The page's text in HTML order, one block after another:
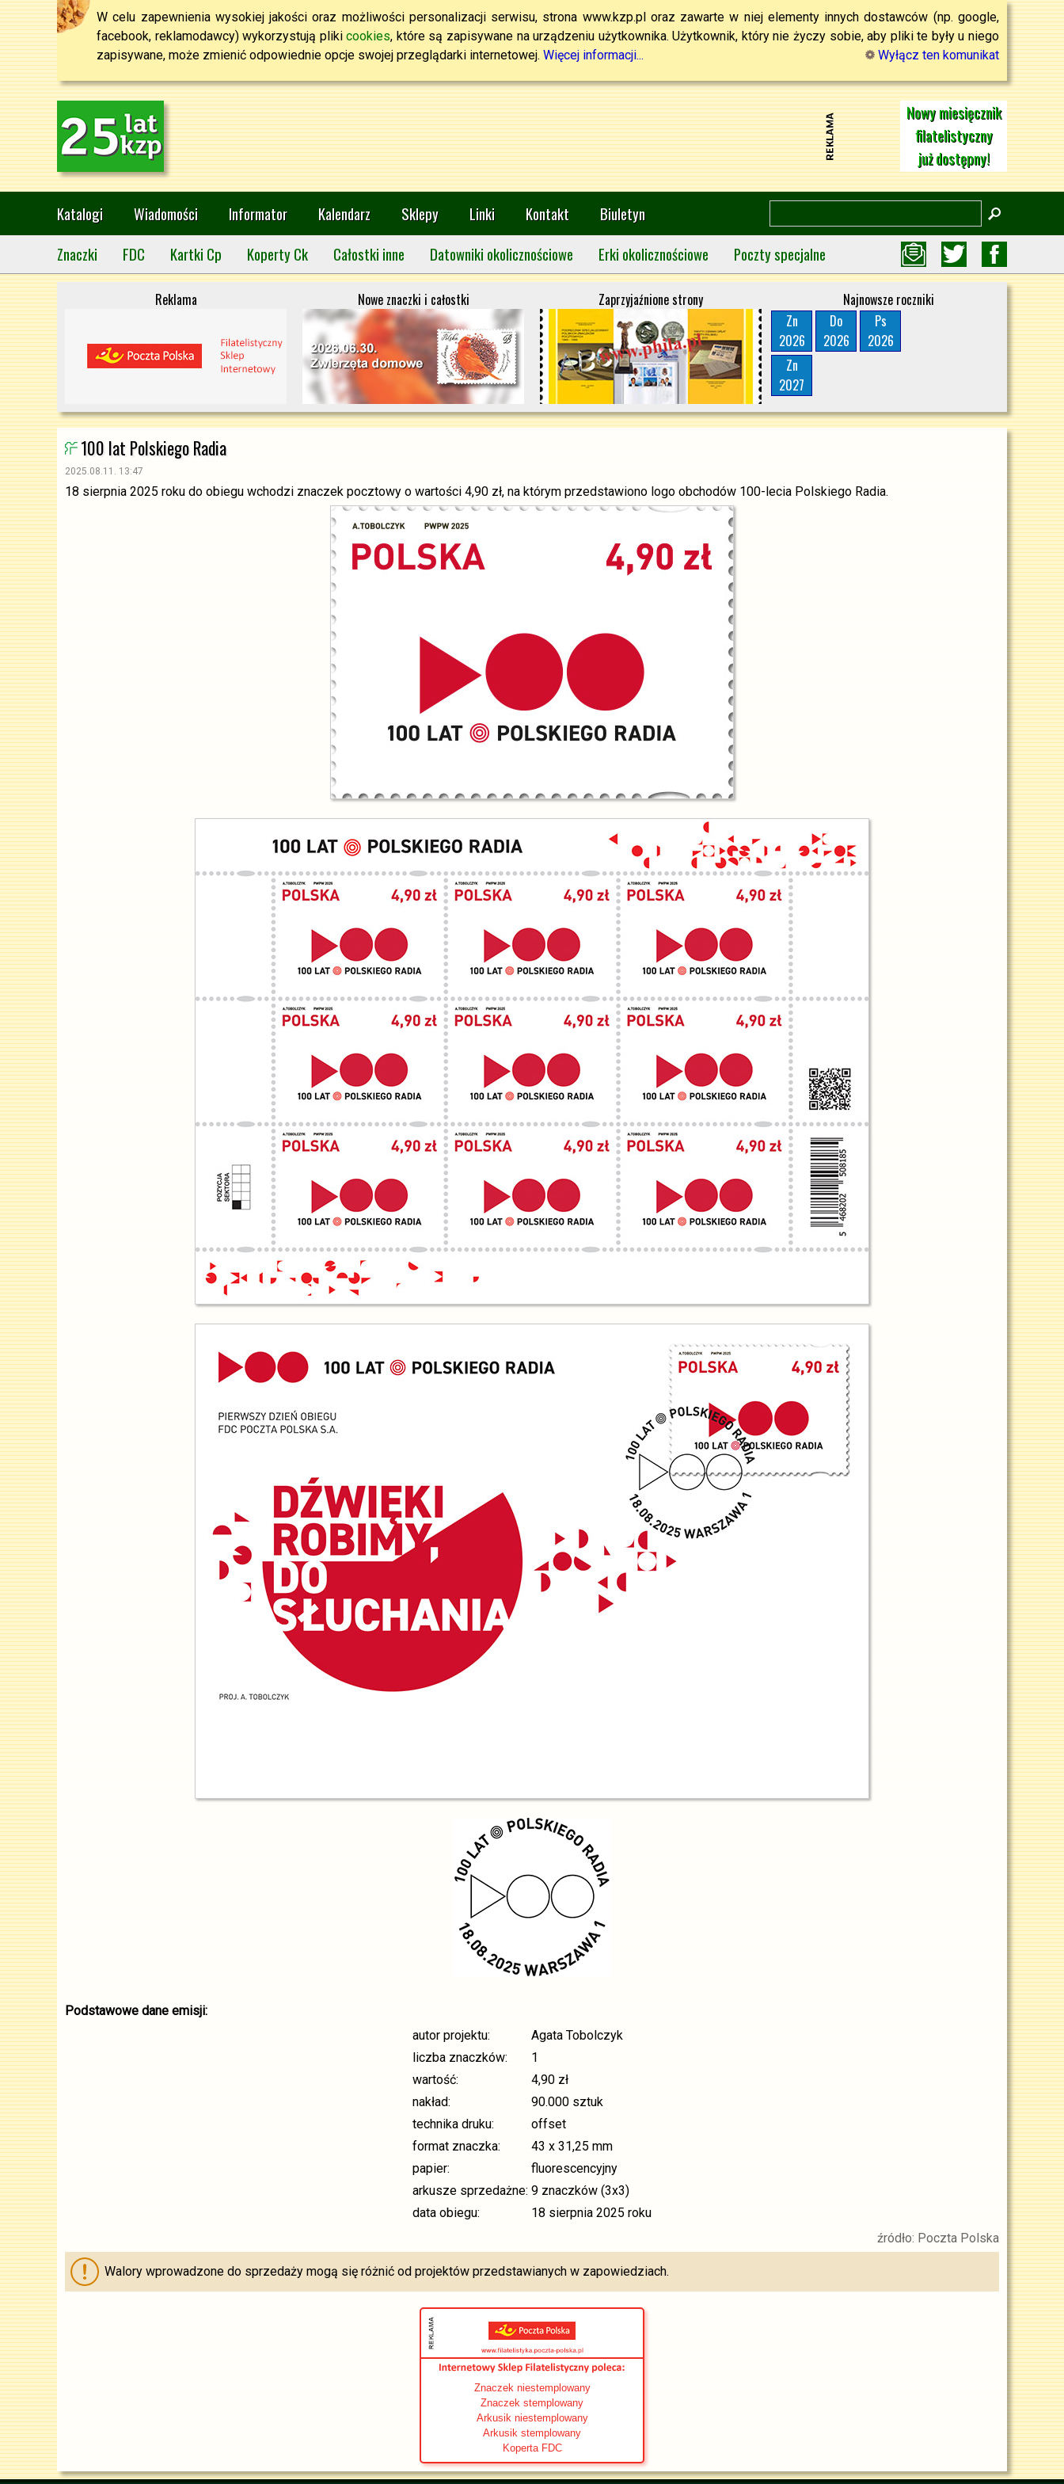
W celu zapewnienia wysokiej jakości oraz możliwości personalizacji serwisu, strona www.kzp.pl oraz zawarte w niej elementy innych dostawców (np. google,
facebook, reklamodawcy) wykorzystują plikicookies, które są zapisywane na urządzeniu użytkownika. Użytkownik, który nie życzy sobie, aby pliki te były u niego
zapisywane, może zmienić odpowiednie opcje swojej przeglądarki internetowej. Więcej informacji... Wyłącz ten komunikat
Nowy miesięcznik
filatelistyczny
już dostępny!
Katalogi Wiadomości Informator Kalendarz Sklepy Linki Kontakt
Biuletyn
Znaczki
FDC Kartki Cp Koperty Ck Całostki inne Datowniki okolicznościowe Erki okolicznościowe Poczty specjalne
Reklama Nowe znaczki i całostki Zaprzyjaźnione strony
Najnowsze roczniki
Zn
2026
Do
2026
Ps
2026
Zn
2027
100 lat Polskiego Radia
2025.08.11. 13:47
18 sierpnia 2025 roku do obiegu wchodzi znaczek pocztowy o wartości 4,90 zł, na którym przedstawiono logo obchodów 100-lecia Polskiego Radia.
Podstawowe dane emisji:
autor projektu:
Agata Tobolczyk
liczba znaczków:
1
wartość:
4,90 zł
nakład:
90.000 sztuk
technika druku:
offset
format znaczka:
43 x 31,25 mm
papier:
fluorescencyjny
arkusze sprzedażne: 9 znaczków (3x3)
data obiegu:
18 sierpnia 2025 roku
źródło: Poczta Polska
Walory wprowadzone do sprzedaży mogą się różnić od projektów przedstawianych w zapowiedziach.
Znaczek niestemplowany
Znaczek stemplowany
Arkusik niestemplowany
Arkusik stemplowany
Koperta FDC